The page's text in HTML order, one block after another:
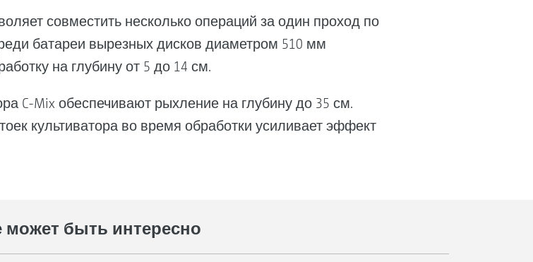
совместить несколько операций за один проход по
батареи вырезных дисков диаметром 510 мм
на глубину от 5 до 14 см.
C-Mix обеспечивают рыхление на глубину до 35 см.
культиватора во время обработки усиливает эффект
может быть интересно